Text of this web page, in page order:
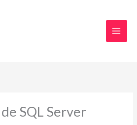
SQL Server